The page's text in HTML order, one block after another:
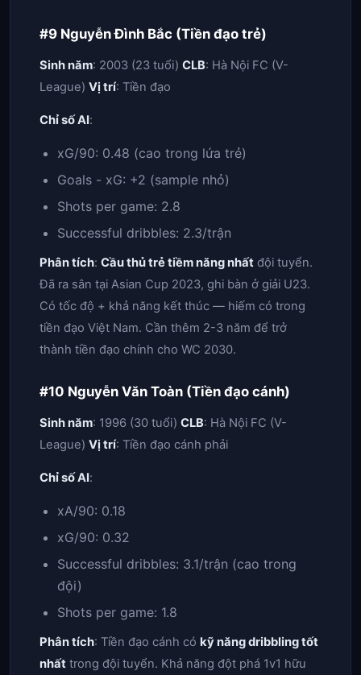
#9 Nguyễn Đình Bắc (Tiền đạo trẻ)
Sinh năm: 2003 (23 tuổi) CLB: Hà Nội FC (V-
League) Vị trí: Tiền đạo
Chỉ số AI:
xG/90: 0.48 (cao trong lứa trẻ)
Goals - xG: +2 (sample nhỏ)
Shots per game: 2.8
Successful dribbles: 2.3/trận
Phân tích: Cầu thủ trẻ tiềm năng nhất đội tuyển.
Đã ra sân tại Asian Cup 2023, ghi bàn ở giải U23.
Có tốc độ + khả năng kết thúc — hiếm có trong
tiền đạo Việt Nam. Cần thêm 2-3 năm để trở
thành tiền đạo chính cho WC 2030.
#10 Nguyễn Văn Toàn (Tiền đạo cánh)
Sinh năm: 1996 (30 tuổi) CLB: Hà Nội FC (V-
League) Vị trí: Tiền đạo cánh phải
Chỉ số AI:
xA/90: 0.18
xG/90: 0.32
Successful dribbles: 3.1/trận (cao trong
đội)
Shots per game: 1.8
Phân tích: Tiền đạo cánh có kỹ năng dribbling tốt
nhất trong đội tuyển. Khả năng đột phá 1v1 hữu